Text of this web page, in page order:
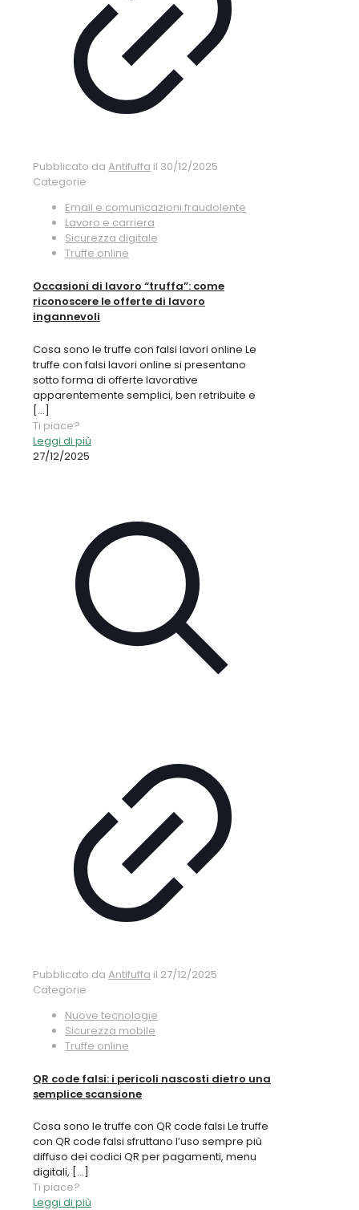
Pubblicato da Antifuffa il 30/12/2025
Categorie
Email e comunicazioni fraudolente
Lavoro e carriera
Sicurezza digitale
Truffe online
Occasioni di lavoro “truffa”: come
riconoscere le offerte di lavoro
ingannevoli
Cosa sono le truffe con falsi lavori online Le
truffe con falsi lavori online si presentano
sotto forma di offerte lavorative
apparentemente semplici, ben retribuite e
[…]
Ti piace?
Leggi di più
27/12/2025
Pubblicato da Antifuffa il 27/12/2025
Categorie
Nuove tecnologie
Sicurezza mobile
Truffe online
QR code falsi: i pericoli nascosti dietro una
semplice scansione
Cosa sono le truffe con QR code falsi Le truffe
con QR code falsi sfruttano l’uso sempre più
diffuso dei codici QR per pagamenti, menu
digitali, […]
Ti piace?
Leggi di più